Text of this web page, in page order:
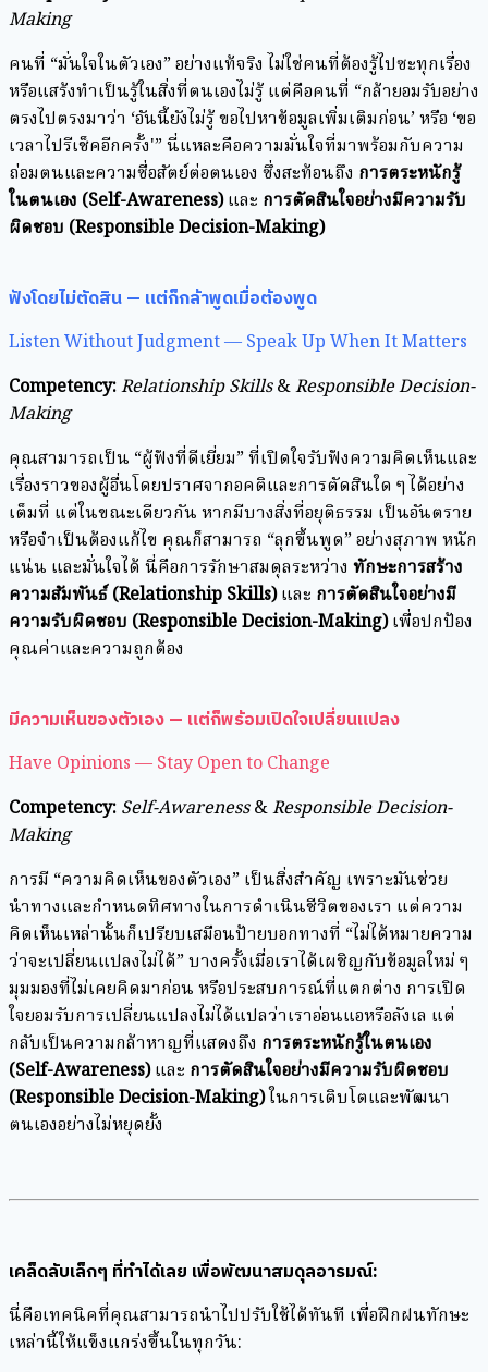
Making
คนที่ “มั่นใจในตัวเอง” อย่างแท้จริง ไม่ใช่คนที่ต้องรู้ไปซะทุกเรื่อง
หรือแสร้งทำเป็นรู้ในสิ่งที่ตนเองไม่รู้ แต่คือคนที่ “กล้ายอมรับอย่าง
ตรงไปตรงมาว่า ‘อันนี้ยังไม่รู้ ขอไปหาข้อมูลเพิ่มเติมก่อน’ หรือ ‘ขอ
เวลาไปรีเช็คอีกครั้ง'” นี่แหละคือความมั่นใจที่มาพร้อมกับความ
ถ่อมตนและความซื่อสัตย์ต่อตนเอง ซึ่งสะท้อนถึง การตระหนักรู้
ในตนเอง (Self-Awareness)และ การตัดสินใจอย่างมีความรับ
ผิดชอบ (Responsible Decision-Making)
ฟังโดยไม่ตัดสิน — แต่ก็กล้าพูดเมื่อต้องพูด
Listen Without Judgment — Speak Up When It Matters
Competency:Relationship Skills&Responsible Decision-
Making
คุณสามารถเป็น “ผู้ฟังที่ดีเยี่ยม” ที่เปิดใจรับฟังความคิดเห็นและ
เรื่องราวของผู้อื่นโดยปราศจากอคติและการตัดสินใด ๆ ได้อย่าง
เต็มที่ แต่ในขณะเดียวกัน หากมีบางสิ่งที่อยุติธรรม เป็นอันตราย
หรือจำเป็นต้องแก้ไข คุณก็สามารถ “ลุกขึ้นพูด” อย่างสุภาพ หนัก
แน่น และมั่นใจได้ นี่คือการรักษาสมดุลระหว่าง ทักษะการสร้าง
ความสัมพันธ์ (Relationship Skills)และ การตัดสินใจอย่างมี
ความรับผิดชอบ (Responsible Decision-Making)เพื่อปกป้อง
คุณค่าและความถูกต้อง
มีความเห็นของตัวเอง — แต่ก็พร้อมเปิดใจเปลี่ยนแปลง
Have Opinions — Stay Open to Change
Competency:Self-Awareness&Responsible Decision-
Making
การมี “ความคิดเห็นของตัวเอง” เป็นสิ่งสำคัญ เพราะมันช่วย
นำทางและกำหนดทิศทางในการดำเนินชีวิตของเรา แต่ความ
คิดเห็นเหล่านั้นก็เปรียบเสมือนป้ายบอกทางที่ “ไม่ได้หมายความ
ว่าจะเปลี่ยนแปลงไม่ได้” บางครั้งเมื่อเราได้เผชิญกับข้อมูลใหม่ ๆ
มุมมองที่ไม่เคยคิดมาก่อน หรือประสบการณ์ที่แตกต่าง การเปิด
ใจยอมรับการเปลี่ยนแปลงไม่ได้แปลว่าเราอ่อนแอหรือลังเล แต่
กลับเป็นความกล้าหาญที่แสดงถึง การตระหนักรู้ในตนเอง
(Self-Awareness)และ การตัดสินใจอย่างมีความรับผิดชอบ
(Responsible Decision-Making)ในการเติบโตและพัฒนา
ตนเองอย่างไม่หยุดยั้ง
เคล็ดลับเล็กๆ ที่ทำได้เลย เพื่อพัฒนาสมดุลอารมณ์:
นี่คือเทคนิคที่คุณสามารถนำไปปรับใช้ได้ทันที เพื่อฝึกฝนทักษะ
เหล่านี้ให้แข็งแกร่งขึ้นในทุกวัน: